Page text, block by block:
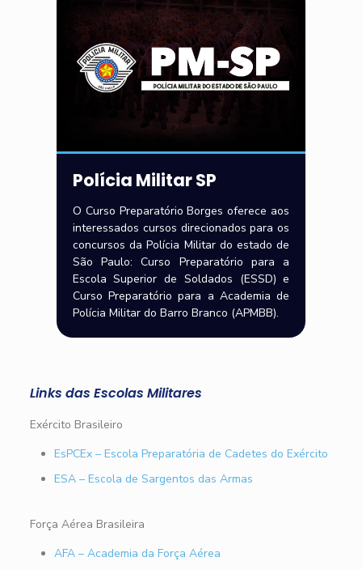
Polícia Militar SP
O Curso Preparatório Borges oferece aos
interessados cursos direcionados para os
concursos da Polícia Militar do estado de
São Paulo: Curso Preparatório para a
Escola Superior de Soldados (ESSD) e
Curso Preparatório para a Academia de
Polícia Militar do Barro Branco (APMBB).
Links das Escolas Militares
Exército Brasileiro
EsPCEx – Escola Preparatória de Cadetes do Exército
ESA – Escola de Sargentos das Armas
Força Aérea Brasileira
AFA – Academia da Força Aérea